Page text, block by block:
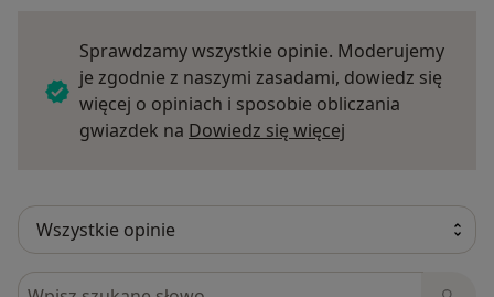
Sprawdzamy wszystkie opinie. Moderujemy
je zgodnie z naszymi zasadami, dowiedz się
więcej o opiniach i sposobie obliczania
gwiazdek na Dowiedz się więcej
Szukaj w opiniach